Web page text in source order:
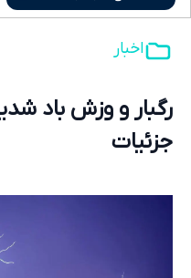
اخبار
رگبار و وزش باد
جزئیات